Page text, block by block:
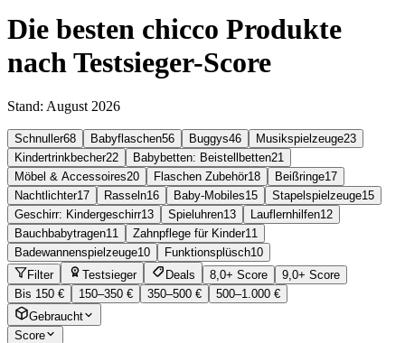
Die besten chicco Produkte
nach Testsieger-Score
Stand: August 2026
Schnuller68 Babyflaschen56 Buggys46 Musikspielzeuge23
Kindertrinkbecher22 Babybetten: Beistellbetten21
Möbel & Accessoires20 Flaschen Zubehör18 Beißringe17
Nachtlichter17 Rasseln16 Baby-Mobiles15 Stapelspielzeuge15
Geschirr: Kindergeschirr13 Spieluhren13 Lauflernhilfen12
Bauchbabytragen11 Zahnpflege für Kinder11
Badewannenspielzeuge10 Funktionsplüsch10
Filter
Testsieger Deals 8,0+ Score
9,0+ Score
Bis 150 €
150–350 € 350–500 €
500–1.000 €
Gebraucht
Score